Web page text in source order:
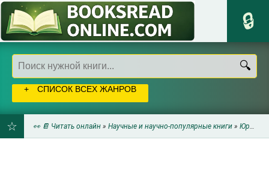
СПИСОК ВСЕХ ЖАНРОВ
👀 📔 Читать онлайн » Научные и научно-популярные книги » Юриспруденция